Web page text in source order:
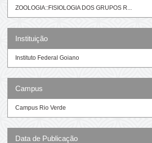
ZOOLOGIA::FISIOLOGIA DOS GRUPOS R...
Instituição
Instituto Federal Goiano
Campus
Campus Rio Verde
Data de Publicação